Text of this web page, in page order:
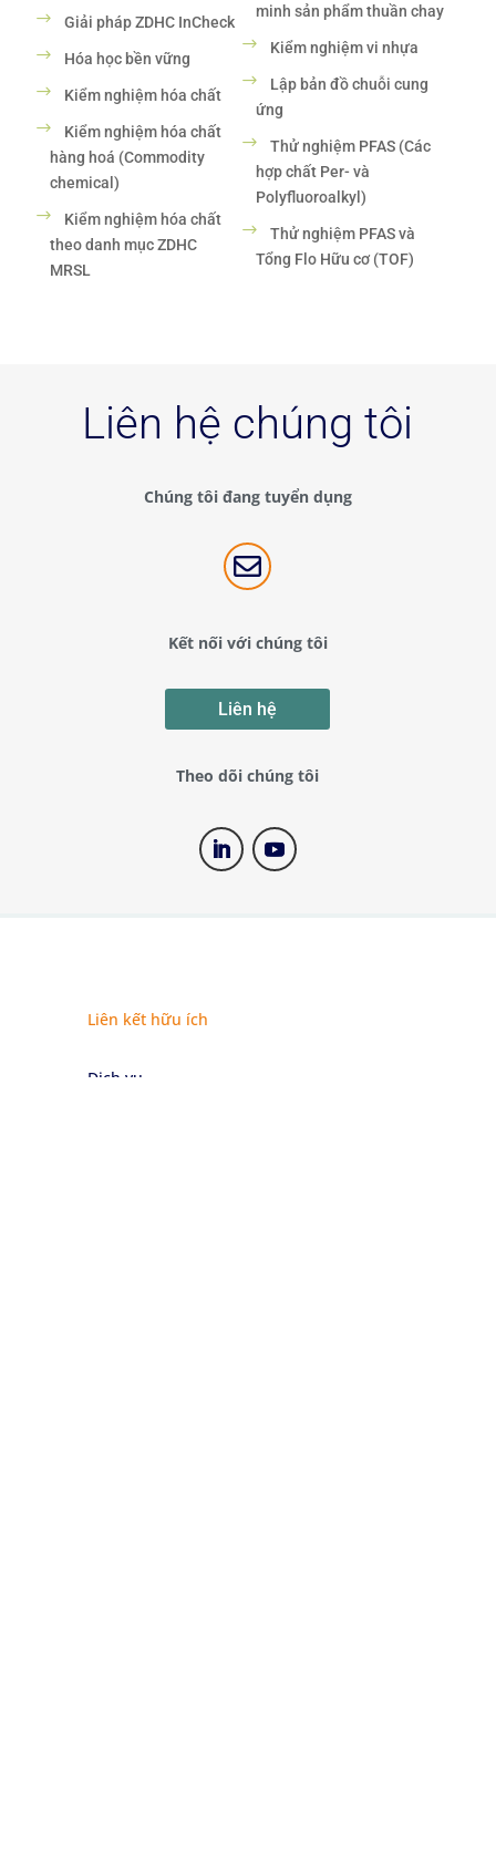
Giải pháp ZDHC InCheck
Hóa học bền vững
Kiểm nghiệm hóa chất
Kiểm nghiệm hóa chất
hàng hoá (Commodity
chemical)
Kiểm nghiệm hóa chất
theo danh mục ZDHC
MRSL
minh sản phẩm thuần chay
Kiểm nghiệm vi nhựa
Lập bản đồ chuỗi cung
ứng
Thử nghiệm PFAS (Các
hợp chất Per- và
Polyfluoroalkyl)
Thử nghiệm PFAS và
Tổng Flo Hữu cơ (TOF)
Liên hệ chúng tôi
Chúng tôi đang tuyển dụng

Kết nối với chúng tôi
Liên hệ
Theo dõi chúng tôi
Liên kết hữu ích
Dịch vụ